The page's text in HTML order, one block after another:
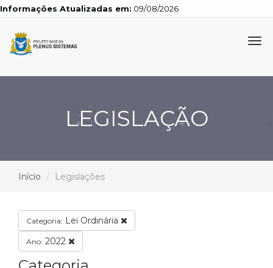
Atualizadas em: 09/08/2026
LEGISLAÇÃO
Início Legislações
Categoria: Lei Ordinária
Ano: 2022